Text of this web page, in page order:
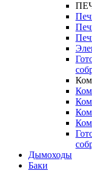
Дымоходы
Баки